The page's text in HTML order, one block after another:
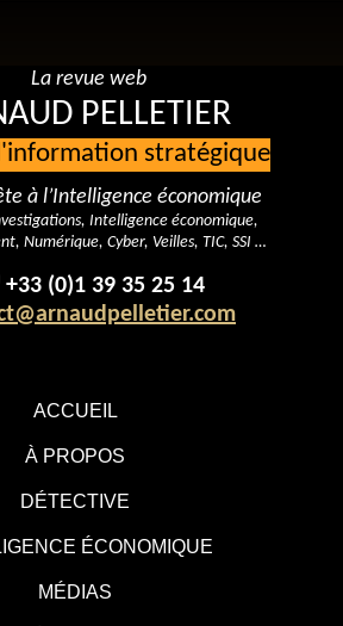
ACCUEIL
À PROPOS
DÉTECTIVE
ÉCONOMIQUE
MÉDIAS
La revue web
PELLETIER
stratégique
à l’Intelligence économique
Intelligence économique,
Numérique, Cyber, Veilles, TIC, SSI …
+33 (0)1 39 35 25 14